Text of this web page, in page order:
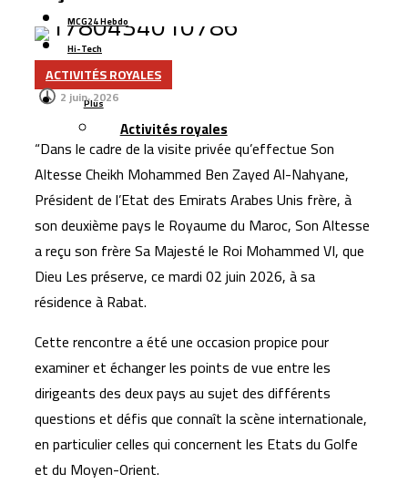
Azimut Holding mise sur le Maroc et les marchés
émergents pour accélérer son expansion internationale
La Bourse de Casablanca lance une nouvelle plateforme
numérique pour améliorer l’accès aux données de
marché
L’aéroport Rabat-Salé enregistre une hausse de 14,8 %
du trafic passagers au premier semestre 2026
La startup marocaine Afdal représentera le Maroc à la
Silicon Valley
Le Maroc lance son plus grand programme de liaisons
aériennes avec Ryanair pour l’hiver 2026
à 35 %
MCG24 Hebdo
Hi-Tech
Contact
Plus
Activités royales
ACTIVITÉS ROYALES
2 juin، 2026
“Dans le cadre de la visite privée qu’effectue Son
Altesse Cheikh Mohammed Ben Zayed Al-Nahyane,
Président de l’Etat des Emirats Arabes Unis frère, à
son deuxième pays le Royaume du Maroc, Son Altesse
a reçu son frère Sa Majesté le Roi Mohammed VI, que
Dieu Les préserve, ce mardi 02 juin 2026, à sa
résidence à Rabat.
Cette rencontre a été une occasion propice pour
examiner et échanger les points de vue entre les
dirigeants des deux pays au sujet des différents
questions et défis que connaît la scène internationale,
en particulier celles qui concernent les Etats du Golfe
et du Moyen-Orient.